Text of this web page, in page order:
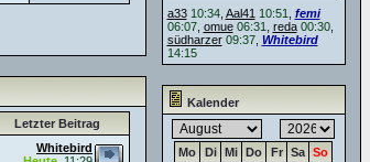
Letzter Beitrag
Whitebird
a33 10:34, Aal41 10:51
femi
06:07, omue 06:31 reda 00:30,
südharzer 09:37, Whitebird
14:15
Kalender
Mo Di Mi Do Fr Sa So